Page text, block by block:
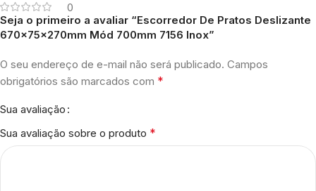
0
Seja o primeiro a avaliar “Escorredor De Pratos Deslizante
670x75x270mm Mód 700mm 7156 Inox”
O seu endereço de e-mail não será publicado. Campos
obrigatórios são marcados com *
Sua avaliação
Sua avaliação sobre o produto *